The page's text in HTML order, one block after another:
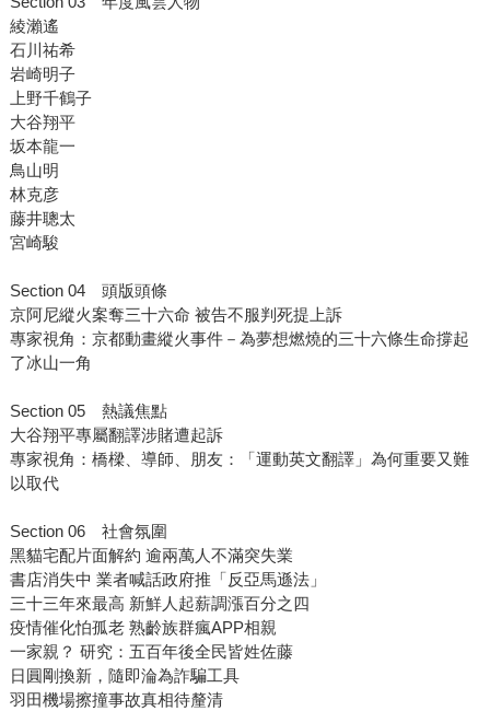
綾瀨遙
石川祐希
岩崎明子
上野千鶴子
大谷翔平
坂本龍一
鳥山明
林克彦
藤井聰太
宮崎駿
Section 04 頭版頭條
京阿尼縱火案奪三十六命 被告不服判死提上訴
專家視角：京都動畫縱火事件－為夢想燃燒的三十六條生命撐起
了冰山一角
Section 05 熱議焦點
大谷翔平專屬翻譯涉賭遭起訴
專家視角：橋樑、導師、朋友：「運動英文翻譯」為何重要又難
以取代
Section 06 社會氛圍
黑貓宅配片面解約 逾兩萬人不滿突失業
書店消失中 業者喊話政府推「反亞馬遜法」
三十三年來最高 新鮮人起薪調漲百分之四
疫情催化怕孤老 熟齡族群瘋APP相親
一家親？ 研究：五百年後全民皆姓佐藤
日圓剛換新，隨即淪為詐騙工具
羽田機場擦撞事故真相待釐清